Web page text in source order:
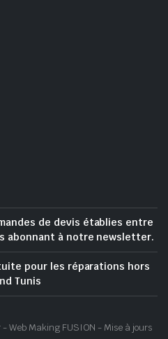
de devis établies entre
abonnant à notre newsletter.
pour les réparations hors
Tunis
Web Making FUSION - Mise à jours